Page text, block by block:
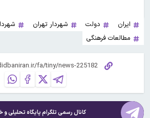
ایران دولت شهردار تهران
مطالعات فرهنگی
کانال رسمی تلگرام پایگاه تحلیلی